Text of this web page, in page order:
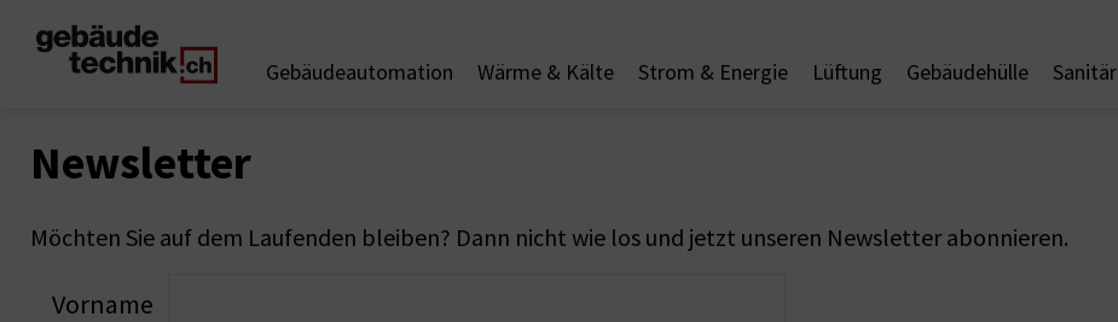
Gebäudeautomation
Wärme & Kälte Strom & Energie Lüftung Gebäudehülle Sanitär
Newsletter
Möchten Sie auf dem Laufenden bleiben? Dann nicht wie los und jetzt unseren Newsletter abonnieren.
Vorname